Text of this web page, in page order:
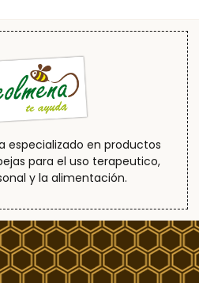
especializado en productos
para el uso terapeutico,
y la alimentación.